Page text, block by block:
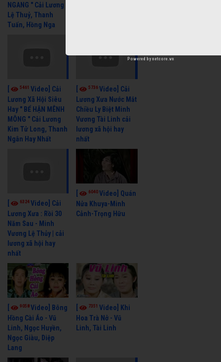
NGANG " Cải Lương
Lệ Thuỷ, Thanh
Tuấn, Hồng Nga
5461 Video] Cải
Lương Xã Hội Siêu
Hay " BỂ HẬN MÊNH
MÔNG " Cải Lương
Kim Tử Long, Thanh
Ngân Hay Nhất
5736Video] Cải
Lương Xưa Nước Mắt
Chiều Ly Biệt Minh
Vương Tài Linh cải
lương xã hội hay
nhất
6324Video] Cải
Lương Xưa : Rồi 30
Năm Sau - Minh
Vương Lệ Thủy | cải
lương xã hội hay
nhất
6040Video] Quán
Nửa Khuya-Minh
Cảnh-Trọng Hữu
9058Video] Bông
Hồng Cài Áo - Vũ
Linh, Ngọc Huyền,
Ngọc Giàu, Diệp
Lang
7351Video] Khi
Hoa Trà Nở - Vũ
Linh, Tài Linh
Powered bynetcore.vn